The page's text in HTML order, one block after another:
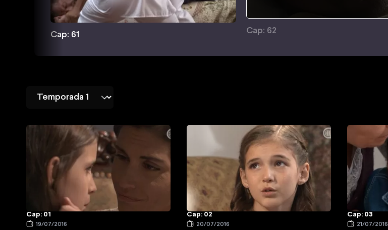
Cap: 61
Cap: 62
Cap: 01
19/07/2016
Cap: 02
20/07/2016
Cap: 03
21/07/2016